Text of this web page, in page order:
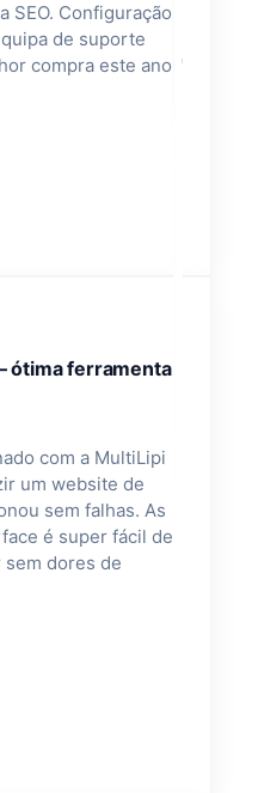
SEO. Configuração
de suporte
compra este ano! "
ótima ferramenta
com a MultiLipi
um website de
sem falhas. As
é super fácil de
sem dores de